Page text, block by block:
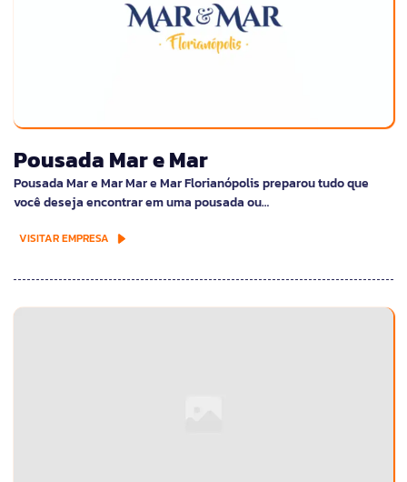
Pousada Mar e Mar
Pousada Mar e Mar Mar e Mar Florianópolis preparou tudo que
você deseja encontrar em uma pousada ou…
VISITAR EMPRESA